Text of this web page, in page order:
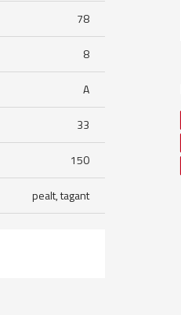
78
8
A
33
150
pealt, tagant